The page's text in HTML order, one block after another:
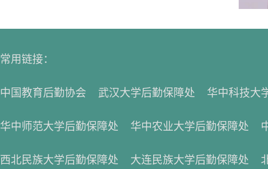
常用链接：
中国教育后勤协会 武汉大学后勤保障处 华中科技大
华中师范大学后勤保障处 华中农业大学后勤保障处
西北民族大学后勤保障处 大连民族大学后勤保障处